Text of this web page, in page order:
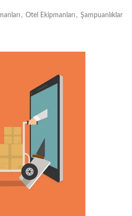
, Otel Ekipmanları , Şampuanlıklar